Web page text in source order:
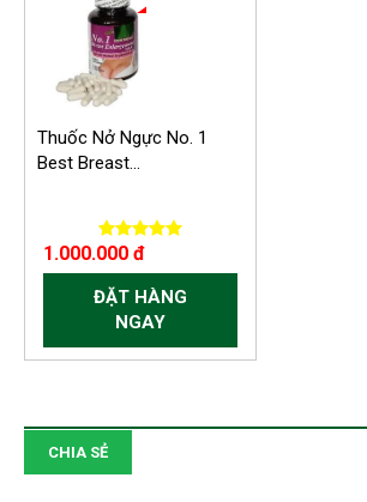
-450.000 VND
Thuốc Nở Ngực No. 1
Best Breast...
1.000.000 đ
ĐẶT HÀNG
NGAY
CHIA SẺ